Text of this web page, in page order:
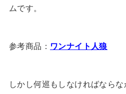
ムです。
参考商品： ワンナイト人狼
しかし何巡もしなければなら